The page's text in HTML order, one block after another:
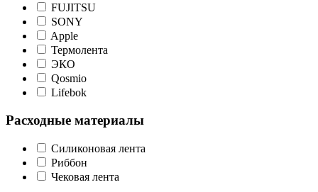
FUJITSU
SONY
Apple
Термолента
ЭКО
Qosmio
Lifebok
Расходные материалы
Силиконовая лента
Риббон
Чековая лента